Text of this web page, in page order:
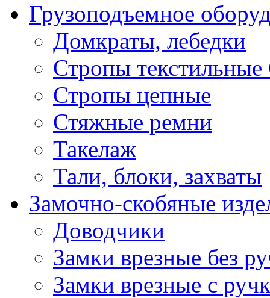
Грузоподъемное
Домкраты, лебедки
Стропы
Стропы цепные
Стяжные ремни
Такелаж
Тали, блоки, захваты
Замочно-скобяные
Доводчики
Замки врезные без
Замки врезные с